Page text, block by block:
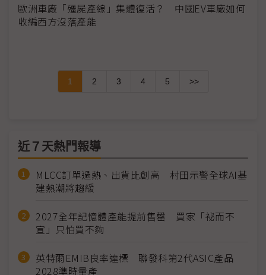
歐洲車廠「殭屍產線」集體復活？ 中國EV車廠如何
收編西方沒落產能
1 2 3 4 5 >>
近７天熱門報導
MLCC訂單過熱、出貨比創高 村田示警全球AI基
建熱潮將趨緩
2027全年記憶體產能提前售罄 買家「祕而不
宣」只怕買不夠
英特爾EMIB良率達標 聯發科第2代ASIC產品
2028準時量產